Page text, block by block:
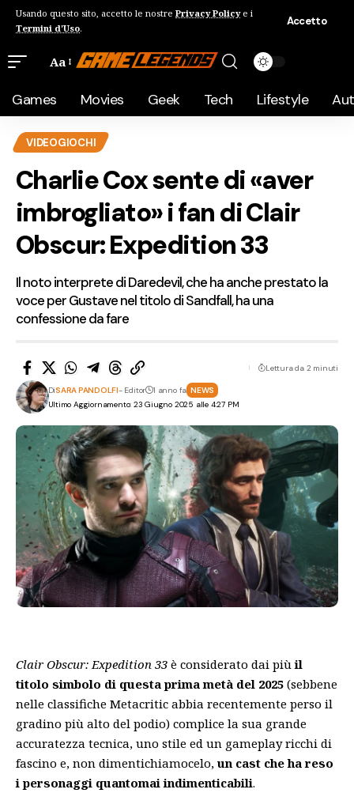
Usando questo sito, accetto le nostre Privacy Policye i
Termini d'Uso.
Accetto
Aa
Games Movies Geek Tech Lifestyle
VIDEOGIOCHI
Charlie Cox sente di «aver
imbrogliato» i fan di Clair
Obscur: Expedition 33
Il noto interprete di Daredevil, che ha anche prestato la
voce per Gustave nel titolo di Sandfall, ha una
confessione da fare
Ultimo Aggiornamento: 23 Giugno 2025 alle 4:27 PM
DiSARA PANDOLFI- Editor 1 anno fa NEWS
Lettura da 2 minuti
Clair Obscur: Expedition 33 è considerato dai piùil
titolo simbolo di questa prima metà del 2025 (sebbene
nelle classifiche Metacritic abbia recentemente perso il
gradino più alto del podio) complice la sua grande
accuratezza tecnica, uno stile ed un gameplay ricchi di
fascino e, non dimentichiamocelo, un cast che ha reso
i personaggi quantomai indimenticabili.